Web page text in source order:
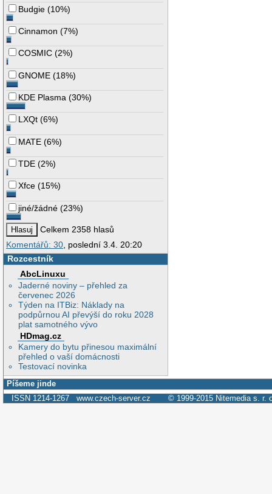
Budgie (10%)
Cinnamon (7%)
COSMIC (2%)
GNOME (18%)
KDE Plasma (30%)
LXQt (6%)
MATE (6%)
TDE (2%)
Xfce (15%)
jiné/žádné (23%)
Celkem 2358 hlasů
Komentářů: 30, poslední 3.4. 20:20
Rozcestník
AbcLinuxu
Jaderné noviny – přehled za
červenec 2026
Týden na ITBiz: Náklady na
podpůrnou AI převýší do roku 2028
plat samotného vývo
HDmag.cz
Kamery do bytu přinesou maximální
přehled o vaší domácnosti
Testovací novinka
Píšeme jinde
ISSN 1214-1267 www.czech-server.cz © 1999-2015 Nitemedia s. r.